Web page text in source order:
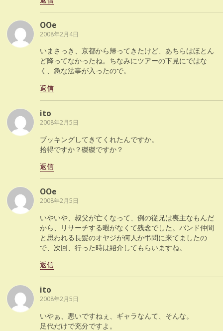
OOe
2008年2月4日
いまさっき、京都から帰ってきたけど、あちらはほとん
ど降ってなかったね。ちなみにツアーの下見にではな
く、急な法事が入ったので。
返信
ito
2008年2月5日
ブッキングしてきてくれたんですか。
拾得ですか？磔磔ですか？
返信
OOe
2008年2月5日
いやいや、叔父が亡くなって、例の従兄は喪主なもんだ
から、リサーチする暇がなくて残念でした。バンド仲間
と思われる長髪のオヤジが何人か弔問に来てましたの
で、次回、行った時は紹介してもらいますね。
返信
ito
2008年2月5日
いやぁ、悪いですねぇ、ギャラなんて、そんな。
足代だけで充分ですよ。